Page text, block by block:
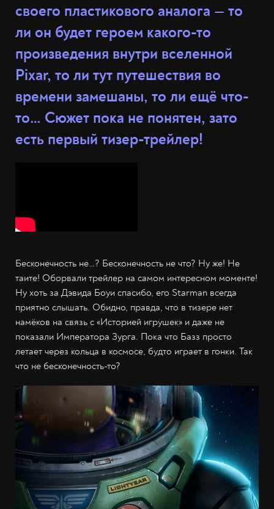
своего пластикового аналога — то
ли он будет героем какого-то
произведения внутри вселенной
Pixar, то ли тут путешествия во
времени замешаны, то ли ещё что-
то… Сюжет пока не понятен, зато
есть первый тизер-трейлер!
Бесконечность не…? Бесконечность не что? Ну же! Не
таите! Оборвали трейлер на самом интересном моменте!
Ну хоть за Дэвида Боуи спасибо, его Starman всегда
приятно слышать. Обидно, правда, что в тизере нет
намёков на связь с «Историей игрушек» и даже не
показали Императора Зурга. Пока что Базз просто
летает через кольца в космосе, будто играет в гонки. Так
что не бесконечность-то?